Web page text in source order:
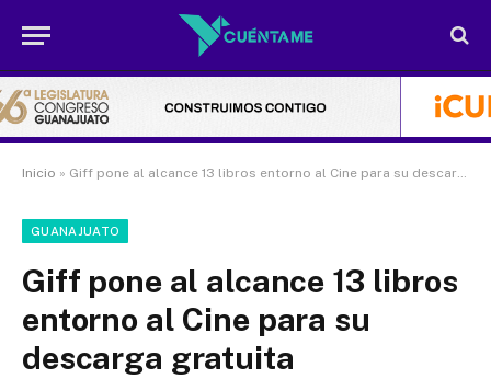
Inicio » Giff pone al alcance 13 libros entorno al Cine para su descarga gratuita
GUANAJUATO
Giff pone al alcance 13 libros
entorno al Cine para su
descarga gratuita